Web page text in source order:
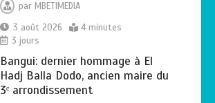
par MBETIMEDIA
3 août 2026
4 minutes
3 jours
Bangui: dernier hommage à El
Hadj Balla Dodo, ancien maire du
3ᵉ arrondissement